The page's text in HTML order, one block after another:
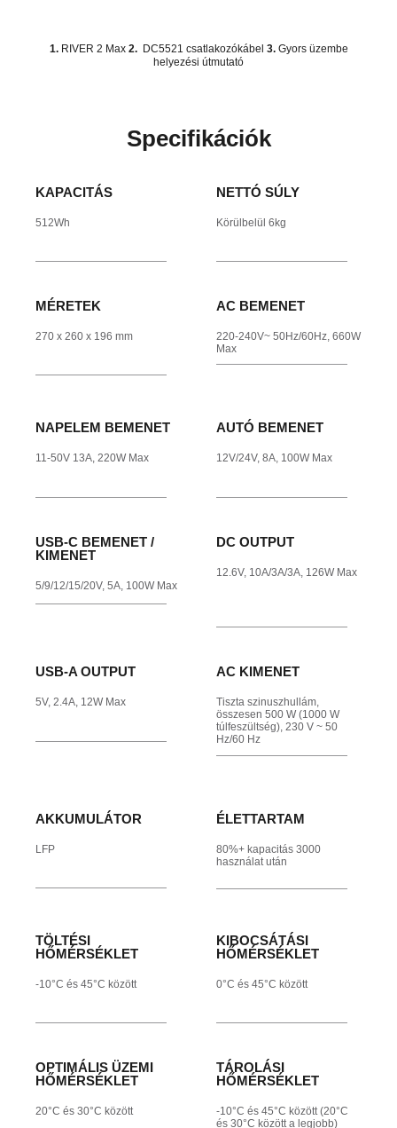
1.RIVER 2 Max 2.DC5521 csatlakozókábel 3.Gyors üzembe
helyezési útmutató
Specifikációk
KAPACITÁS
512Wh
NETTÓ SÚLY
Körülbelül 6kg
MÉRETEK
270 x 260 x 196 mm
AC BEMENET
220-240V~ 50Hz/60Hz, 660W
Max
NAPELEM BEMENET
11-50V 13A, 220W Max
AUTÓ BEMENET
12V/24V, 8A, 100W Max
USB-C BEMENET /
KIMENET
5/9/12/15/20V, 5A, 100W Max
DC OUTPUT
12.6V, 10A/3A/3A, 126W Max
USB-A OUTPUT
5V, 2.4A, 12W Max
AC KIMENET
Tiszta szinuszhullám,
összesen 500 W (1000 W
túlfeszültség), 230 V ~ 50
Hz/60 Hz
AKKUMULÁTOR
LFP
ÉLETTARTAM
80%+ kapacitás 3000
használat után
TÖLTÉSI
HŐMÉRSÉKLET
-10°C és 45°C között
KIBOCSÁTÁSI
HŐMÉRSÉKLET
0°C és 45°C között
OPTIMÁLIS ÜZEMI
HŐMÉRSÉKLET
20°C és 30°C között
TÁROLÁSI
HŐMÉRSÉKLET
-10°C és 45°C között (20°C
és 30°C között a legjobb)